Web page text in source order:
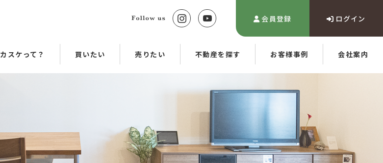
会員登録 ログイン
カスケって？ 買いたい 売りたい 不動産を探す お客様事例 会社案内